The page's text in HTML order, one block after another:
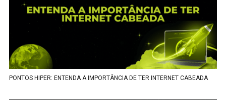
PONTOS HIPER: ENTENDA A IMPORTÂNCIA DE TER INTERNET CABEADA